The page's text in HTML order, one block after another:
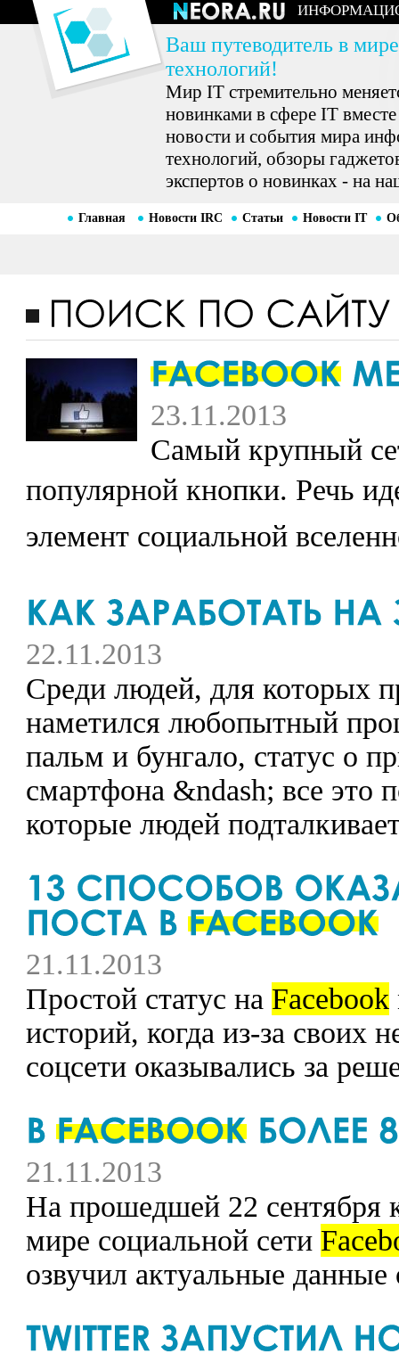
Ваш путеводитель в
технологий!
Мир IT стремительно
новинками в сфере IT
новости и события мира
технологий, обзоры
экспертов о новинках - на
Главная Новости IRC Статьи Новости IT
23.11.2013
Самый крупный
популярной кнопки. Речь
элемент социальной
22.11.2013
Среди людей, для которых
наметился любопытный
пальм и бунгало, статус о
смартфона &ndash; все это
которые людей
21.11.2013
Простой статус на Facebook
историй, когда из-за своих
соцсети оказывались за
21.11.2013
На прошедшей 22 сентября
мире социальной сети
озвучил актуальные данные